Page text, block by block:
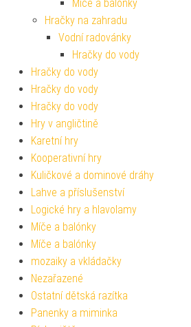
Míče a balónky
Hračky na zahradu
Vodní radovánky
Hračky do vody
Hračky do vody
Hračky do vody
Hračky do vody
Hry v angličtině
Karetní hry
Kooperativní hry
Kuličkové a dominové dráhy
Lahve a příslušenství
Logické hry a hlavolamy
Míče a balónky
Míče a balónky
mozaiky a vkládačky
Nezařazené
Ostatní dětská razítka
Panenky a miminka